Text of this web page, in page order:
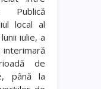
Publică
local al
iulie, a
de
până la